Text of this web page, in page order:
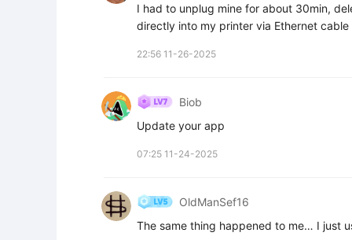
I had to unplug mine for about 30min,
directly into my printer via Ethernet
22:56 11-26-2025
Biob
Update your app
07:25 11-24-2025
OldManSef16
The same thing happened to me… I just